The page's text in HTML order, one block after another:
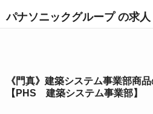
パナソニックグループ の求人
《門真》建築システム事業部商
【PHS 建築システム事業部】